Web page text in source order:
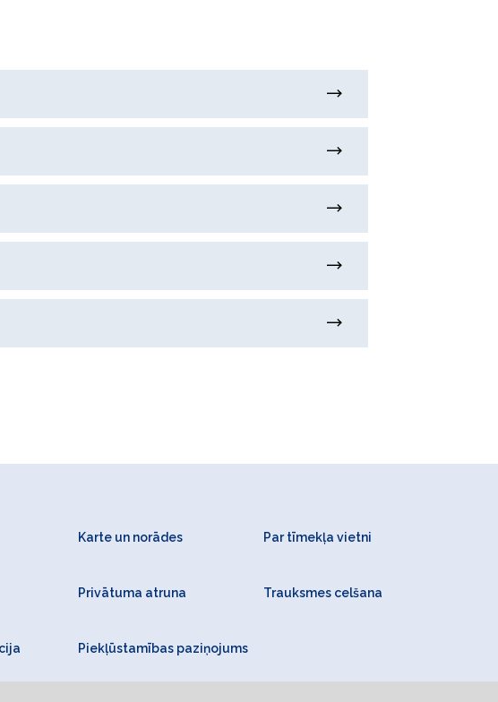
Karte un norādes Par tīmekļa vietni
Privātuma atruna Trauksmes celšana
Piekļūstamības paziņojums